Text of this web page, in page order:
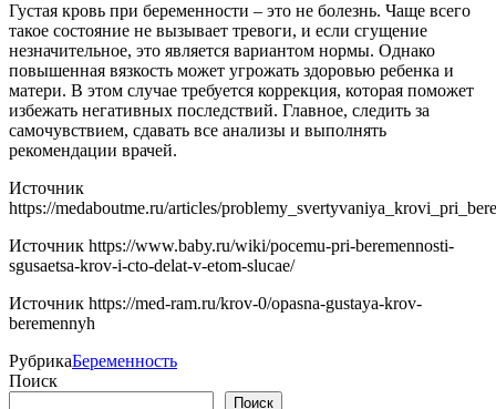
Густая кровь при беременности – это не болезнь. Чаще всего
такое состояние не вызывает тревоги, и если сгущение
незначительное, это является вариантом нормы. Однако
повышенная вязкость может угрожать здоровью ребенка и
матери. В этом случае требуется коррекция, которая поможет
избежать негативных последствий. Главное, следить за
самочувствием, сдавать все анализы и выполнять
рекомендации врачей.
Источник
https://medaboutme.ru/articles/
Источник https://www.baby.ru/wiki/pocemu-pri-beremennosti-
sgusaetsa-krov-i-cto-delat-v-etom-slucae/
Источник https://med-ram.ru/krov-0/opasna-gustaya-krov-
beremennyh
РубрикаБеременность
Поиск
Поиск